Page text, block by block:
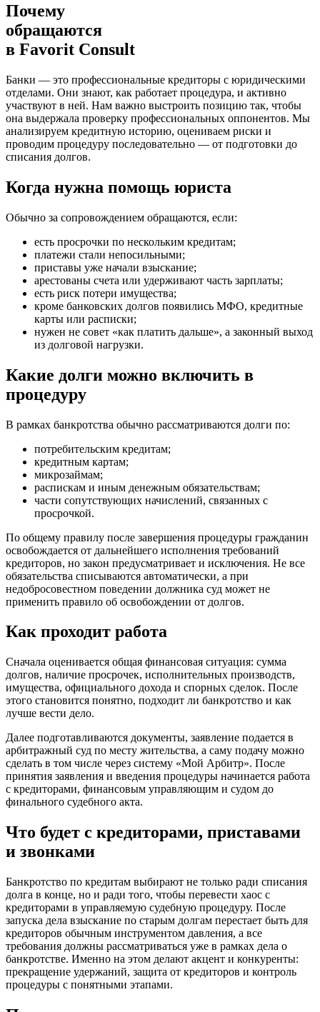
Почему
обращаются
в Favorit Consult
Банки — это профессиональные кредиторы с юридическими
отделами. Они знают, как работает процедура, и активно
участвуют в ней. Нам важно выстроить позицию так, чтобы
она выдержала проверку профессиональных оппонентов. Мы
анализируем кредитную историю, оцениваем риски и
проводим процедуру последовательно — от подготовки до
списания долгов.
Когда нужна помощь юриста
Обычно за сопровождением обращаются, если:
есть просрочки по нескольким кредитам;
платежи стали непосильными;
приставы уже начали взыскание;
арестованы счета или удерживают часть зарплаты;
есть риск потери имущества;
кроме банковских долгов появились МФО, кредитные
карты или расписки;
нужен не совет «как платить дальше», а законный выход
из долговой нагрузки.
Какие долги можно включить в
процедуру
В рамках банкротства обычно рассматриваются долги по:
потребительским кредитам;
кредитным картам;
микрозаймам;
распискам и иным денежным обязательствам;
части сопутствующих начислений, связанных с
просрочкой.
По общему правилу после завершения процедуры гражданин
освобождается от дальнейшего исполнения требований
кредиторов, но закон предусматривает и исключения. Не все
обязательства списываются автоматически, а при
недобросовестном поведении должника суд может не
применить правило об освобождении от долгов.
Как проходит работа
Сначала оценивается общая финансовая ситуация: сумма
долгов, наличие просрочек, исполнительных производств,
имущества, официального дохода и спорных сделок. После
этого становится понятно, подходит ли банкротство и как
лучше вести дело.
Далее подготавливаются документы, заявление подается в
арбитражный суд по месту жительства, а саму подачу можно
сделать в том числе через систему «Мой Арбитр». После
принятия заявления и введения процедуры начинается работа
с кредиторами, финансовым управляющим и судом до
финального судебного акта.
Что будет с кредиторами, приставами
и звонками
Банкротство по кредитам выбирают не только ради списания
долга в конце, но и ради того, чтобы перевести хаос с
кредиторами в управляемую судебную процедуру. После
запуска дела взыскание по старым долгам перестает быть для
кредиторов обычным инструментом давления, а все
требования должны рассматриваться уже в рамках дела о
банкротстве. Именно на этом делают акцент и конкуренты:
прекращение удержаний, защита от кредиторов и контроль
процедуры с понятными этапами.